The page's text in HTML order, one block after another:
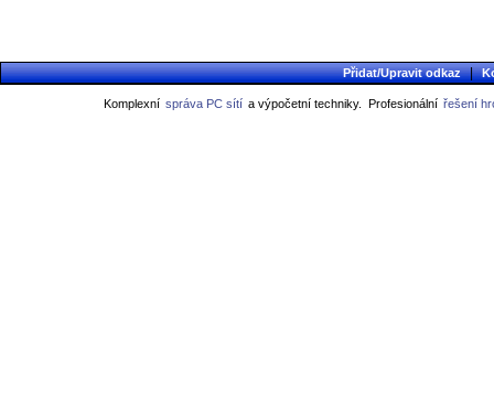
Přidat/Upravit odkaz |
Komplexní správa PC sítí a výpočetní techniky. Profesionální řešení